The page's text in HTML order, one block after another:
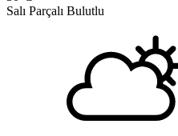
Salı Parçalı Bulutlu